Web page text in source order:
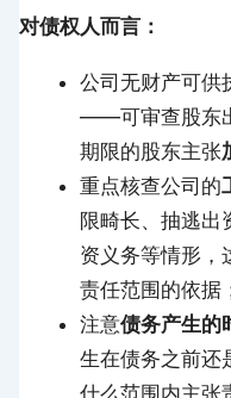
对债权人而言：
公司无财产可供
——可审查股东
期限的股东主张
重点核查公司的
限畸长、抽逃出
资义务等情形，
责任范围的依据
注意债务产生的
生在债务之前还